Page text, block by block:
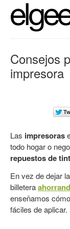
Consejos
impresora
Las impresoras
todo hogar o
repuestos de
En vez de dejar
billetera
enseñamos
fáciles de aplicar.